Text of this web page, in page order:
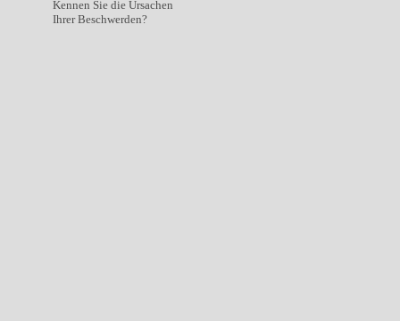
Kennen Sie die Ursachen
Ihrer Beschwerden?